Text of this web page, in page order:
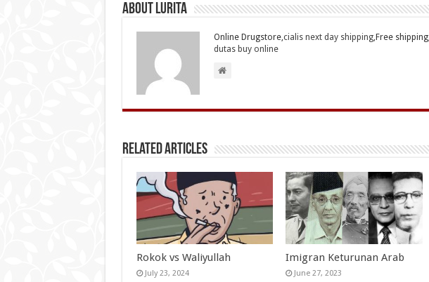
About Lurita
Online Drugstore, cialis next day shipping,Free shipping,
dutas buy online
Related Articles
Rokok vs Waliyullah
July 23, 2024
Imigran Keturunan Arab
June 27, 2023